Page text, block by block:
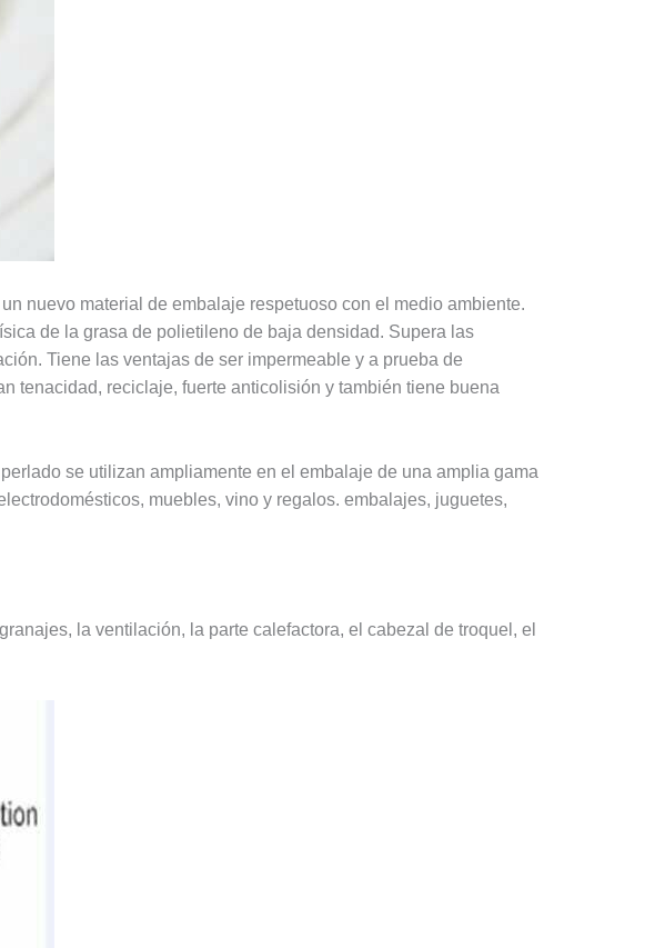
nuevo material de embalaje respetuoso con el medio ambiente.
de la grasa de polietileno de baja densidad. Supera las
Tiene las ventajas de ser impermeable y a prueba de
tenacidad, reciclaje, fuerte anticolisión y también tiene buena
se utilizan ampliamente en el embalaje de una amplia gama
muebles, vino y regalos. embalajes, juguetes,
la ventilación, la parte calefactora, el cabezal de troquel, el